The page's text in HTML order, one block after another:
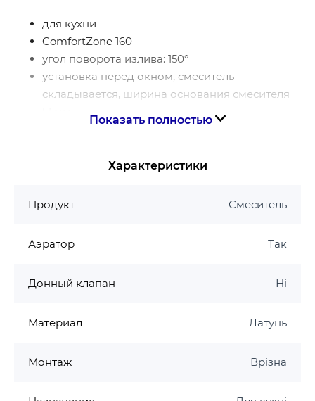
для кухни
ComfortZone 160
угол поворота излива: 150°
установка перед окном, смеситель
складывается, ширина основания смесителя
соединительные шланги G ⅜
AirPower
Показать полностью
Характеристики
Продукт Смеситель
Аэратор Так
Донный клапан Ні
Материал Латунь
Монтаж Врізна